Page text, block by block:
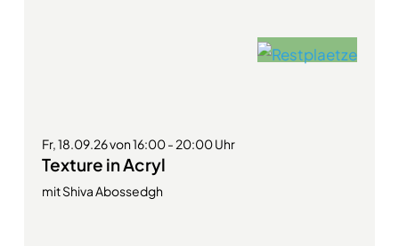
Fr, 18.09.26 von 16:00 - 20:00 Uhr
Texture in Acryl
mit Shiva Abossedgh